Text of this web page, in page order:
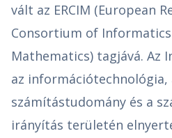
vált az ERCIM (European
Consortium of
Mathematics) tagjává. Az
az információtechnológia,
számítástudomány és a
irányítás területén